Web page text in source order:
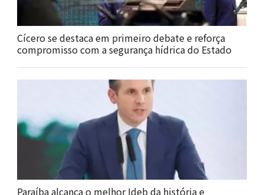
Cícero se destaca em primeiro debate e reforça
compromisso com a segurança hídrica do Estado
Paraíba alcança o melhor Ideb da história e